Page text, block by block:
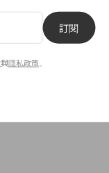
訂閱
與隱私政策